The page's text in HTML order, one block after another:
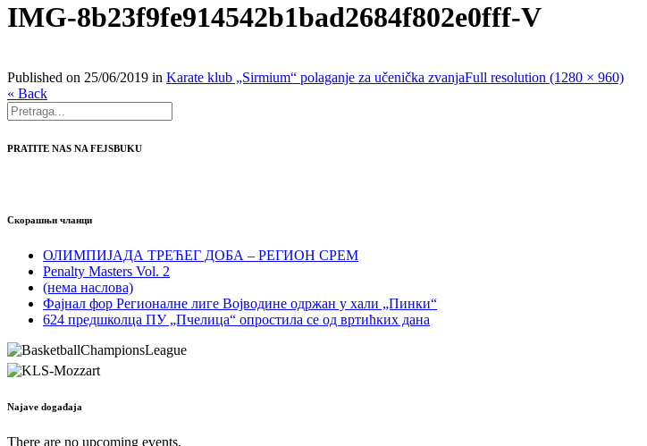
IMG-8b23f9fe914542b1bad2684f802e0fff-V
Published on 25/06/2019 in Karate klub „Sirmium“ polaganje za učenička zvanjaFull resolution (1280 × 960)
« Back
PRATITE NAS NA FEJSBUKU
Скорашњи чланци
ОЛИМПИЈАДА ТРЕЋЕГ ДОБА – РЕГИОН СРЕМ
Penalty Masters Vol. 2
(нема наслова)
Фајнал фор Регионалне лиге Војводине одржан у хали „Пинки“
624 предшколца ПУ „Пчелица“ опростила се од вртићких дана
Najave događaja
There are no upcoming events.